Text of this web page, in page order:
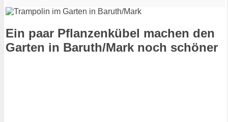
Ein paar Pflanzenkübel machen den
Garten in Baruth/Mark noch schöner